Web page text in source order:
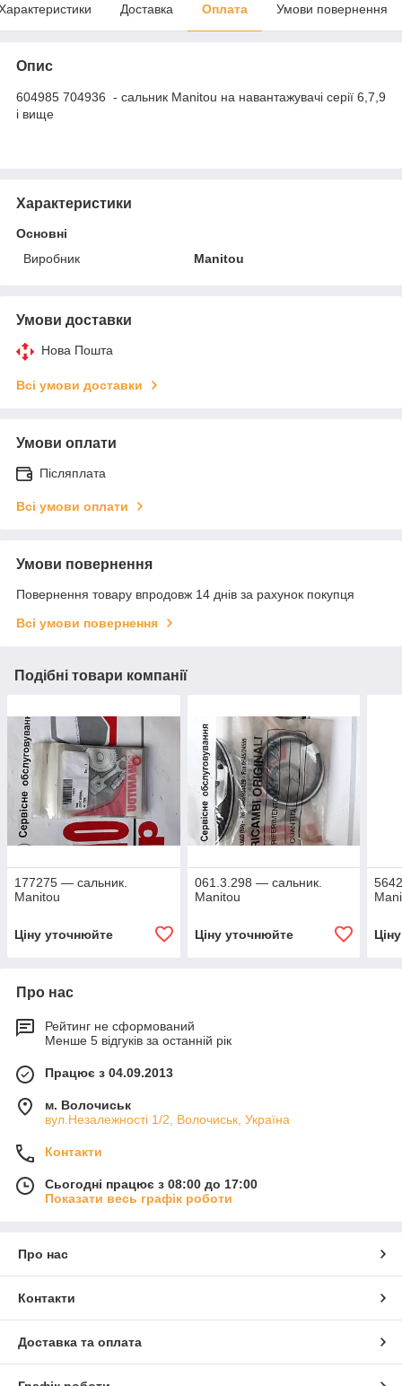
Доставка Оплата Умови повернення
Опис
604985 704936 - сальник Manitou на навантажувачі серії 6,7,9
і вище
Характеристики
Основні
Виробник
Manitou
Умови доставки
Нова Пошта
Всі умови доставки
Умови оплати
Післяплата
Всі умови оплати
Умови повернення
Повернення товару впродовж 14 днів за рахунок покупця
Всі умови повернення
Подібні товари компанії
177275 — сальник.
Manitou
Ціну уточнюйте
061.3.298 — сальник.
Manitou
Ціну уточнюйте
Про нас
Рейтинг не сформований
Менше 5 відгуків за останній рік
Працює з 04.09.2013
м. Волочиськ
вул.Незалежності 1/2, Волочиськ, Україна
Контакти
Сьогодні працює з 08:00 до 17:00
Показати весь графік роботи
Про нас
Контакти
Доставка та оплата